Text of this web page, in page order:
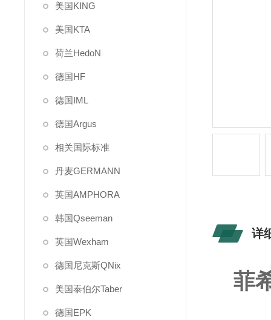
美国KING
美国KTA
荷兰HedoN
德国HF
德国IML
德国Argus
相关国际标准
丹麦GERMANN
英国AMPHORA
韩国Qseeman
英国Wexham
德国尼克斯QNix
美国泰伯尔Taber
德国EPK
详
菲